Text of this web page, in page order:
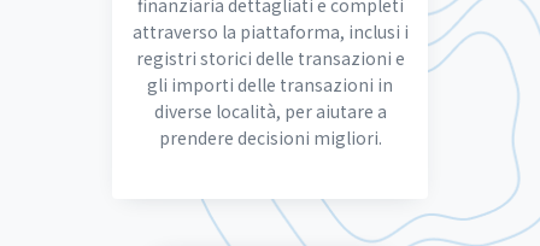
finanziaria dettagliati e completi
attraverso la piattaforma, inclusi i
registri storici delle transazioni e
gli importi delle transazioni in
diverse località, per aiutare a
prendere decisioni migliori.